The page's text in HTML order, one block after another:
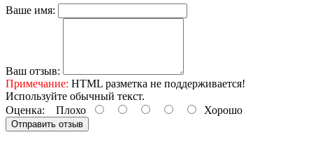
Ваше имя:
Ваш отзыв:
Примечание: HTML разметка не поддерживается!
Используйте обычный текст.
Оценка: Плохо Хорошо
Отправить отзыв